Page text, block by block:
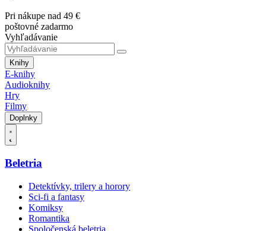
Pri nákupe nad 49 €
poštovné zadarmo
Vyhľadávanie
Knihy
E-knihy
Audioknihy
Hry
Filmy
Doplnky
Beletria
Detektívky, trilery a horory
Sci-fi a fantasy
Komiksy
Romantika
Spoločenská beletria